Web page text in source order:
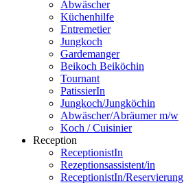
Abwäscher
Küchenhilfe
Entremetier
Jungkoch
Gardemanger
Beikoch Beiköchin
Tournant
PatissierIn
Jungkoch/Jungköchin
Abwäscher/Abräumer m/w
Koch / Cuisinier
Reception
ReceptionistIn
Rezeptionsassistent/in
ReceptionistIn/Reservierung